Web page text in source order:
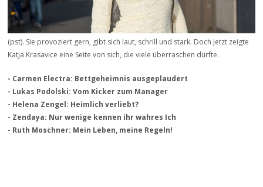
(pst). Sie provoziert gern, gibt sich laut, schrill und stark. Doch jetzt zeigte
Katja Krasavice eine Seite von sich, die viele überraschen dürfte.
- Carmen Electra: Bettgeheimnis ausgeplaudert
- Lukas Podolski: Vom Kicker zum Manager
- Helena Zengel: Heimlich verliebt?
- Zendaya: Nur wenige kennen ihr wahres Ich
- Ruth Moschner: Mein Leben, meine Regeln!